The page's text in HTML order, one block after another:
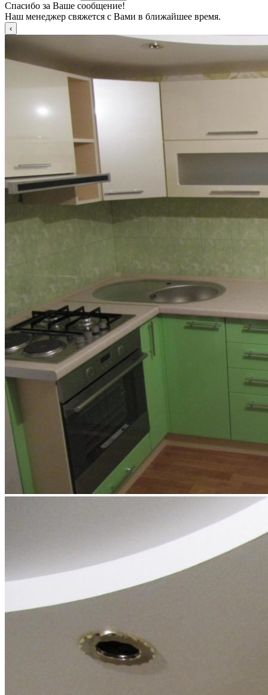
Спасибо за Ваше сообщение!
Наш менеджер свяжется с Вами в ближайшее время.